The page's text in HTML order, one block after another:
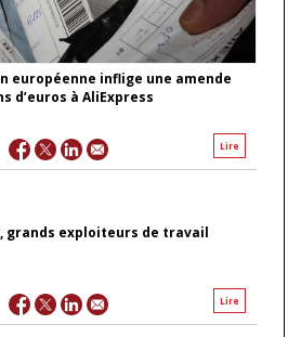
européenne inflige une amende
d’euros à AliExpress
Lire
grands exploiteurs de travail
Lire